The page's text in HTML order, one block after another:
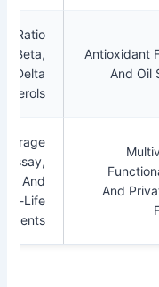
Check The Ratio
Of Alpha, Beta,
Gamma And Delta
Confirm Overage
Strategy, Assay,
Compatibility And
Shelf-Life
Requirements.